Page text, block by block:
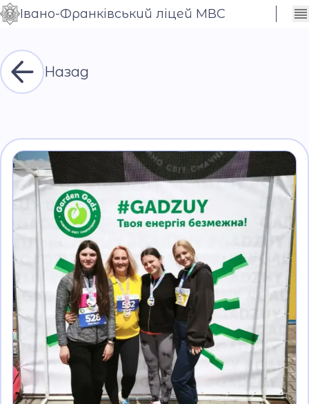
Контраст
Шрифт
Сховати
Івано-Франківський ліцей МВС
Назад